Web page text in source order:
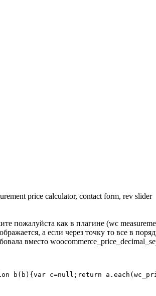
price calculator, contact form, rev slider
пожалуйста как в плагине (wc
а если через точку то все в
вместо
b(b){var c=null;return